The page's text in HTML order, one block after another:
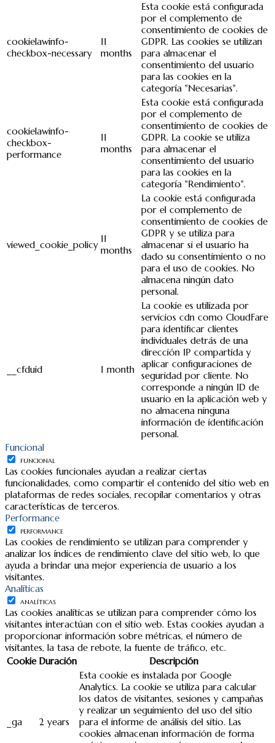
cookielawinfo-
checkbox-necessary
11
months
Esta cookie está configurada
por el complemento de
consentimiento de cookies de
GDPR. Las cookies se utilizan
para almacenar el
consentimiento del usuario
para las cookies en la
categoría "Necesarias".
cookielawinfo-
checkbox-
performance
11
months
Esta cookie está configurada
por el complemento de
consentimiento de cookies de
GDPR. La cookie se utiliza
para almacenar el
consentimiento del usuario
para las cookies en la
categoría "Rendimiento".
viewed_cookie_policy
11
months
La cookie está configurada
por el complemento de
consentimiento de cookies de
GDPR y se utiliza para
almacenar si el usuario ha
dado su consentimiento o no
para el uso de cookies. No
almacena ningún dato
personal.
__cfduid 1 month
La cookie es utilizada por
servicios cdn como CloudFare
para identificar clientes
individuales detrás de una
dirección IP compartida y
aplicar configuraciones de
seguridad por cliente. No
corresponde a ningún ID de
usuario en la aplicación web y
no almacena ninguna
información de identificación
personal.
Funcional
FUNCIONAL
Las cookies funcionales ayudan a realizar ciertas
funcionalidades, como compartir el contenido del sitio web en
plataformas de redes sociales, recopilar comentarios y otras
características de terceros.
Performance
PERFORMANCE
Las cookies de rendimiento se utilizan para comprender y
analizar los índices de rendimiento clave del sitio web, lo que
ayuda a brindar una mejor experiencia de usuario a los
visitantes.
Analíticas
ANALÍTICAS
Las cookies analíticas se utilizan para comprender cómo los
visitantes interactúan con el sitio web. Estas cookies ayudan a
proporcionar información sobre métricas, el número de
visitantes, la tasa de rebote, la fuente de tráfico, etc.
Cookie Duración Descripción
_ga 2 years
Esta cookie es instalada por Google
Analytics. La cookie se utiliza para calcular
los datos de visitantes, sesiones y campañas
y realizar un seguimiento del uso del sitio
para el informe de análisis del sitio. Las
cookies almacenan información de forma